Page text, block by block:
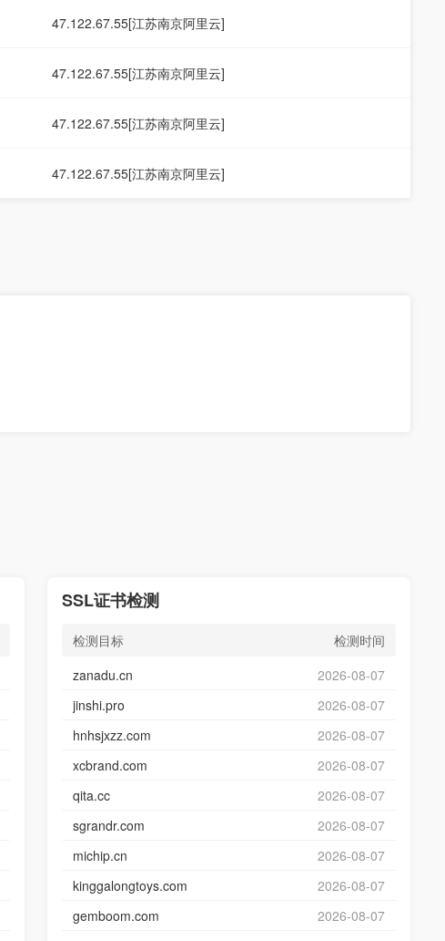
47.122.67.55[江苏南京阿里云]
47.122.67.55[江苏南京阿里云]
47.122.67.55[江苏南京阿里云]
47.122.67.55[江苏南京阿里云]
SSL证书检测
检测目标
检测时间
zanadu.cn
2026-08-07
jinshi.pro
2026-08-07
hnhsjxzz.com
2026-08-07
xcbrand.com
2026-08-07
qita.cc
2026-08-07
sgrandr.com
2026-08-07
michip.cn
2026-08-07
kinggalongtoys.com
2026-08-07
gemboom.com
2026-08-07